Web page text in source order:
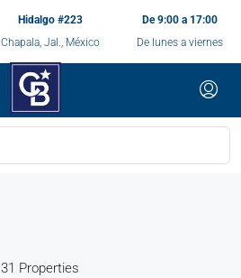
Hidalgo #223
Chapala, Jal., México
De 9:00 a 17:00
De lunes a viernes
31 Properties